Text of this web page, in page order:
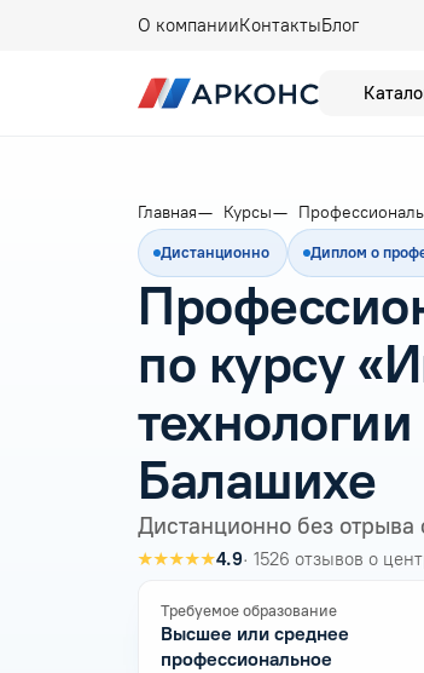
О компанииКонтактыБлог
Главная Курсы
Дистанционно Диплом о
по курсу
Балашихе
Дистанционно без отрыва
★★★★★4.9· 1526 отзывов о
Требуемое образование
Высшее или среднее
профессиональное